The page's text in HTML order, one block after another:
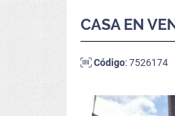
CASA EN
Código: 7526174